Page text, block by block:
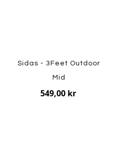
Sidas - 3Feet Outdoor
Mid
549,00 kr